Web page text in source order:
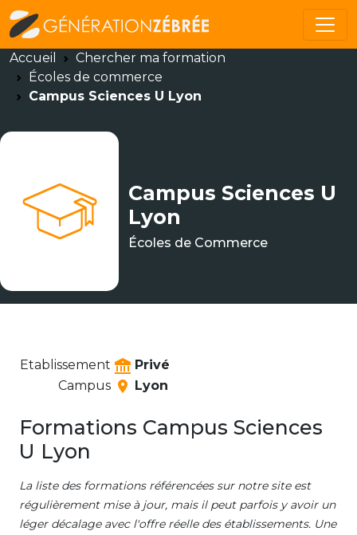
Accueil
Chercher ma formation
Écoles de commerce
Campus Sciences U Lyon
Campus Sciences U
Lyon
Écoles de Commerce
Etablissement
Privé
Campus
Lyon
Formations Campus Sciences
U Lyon
La liste des formations référencées sur notre site est
régulièrement mise à jour, mais il peut parfois y avoir un
léger décalage avec l'offre réelle des établissements. Une